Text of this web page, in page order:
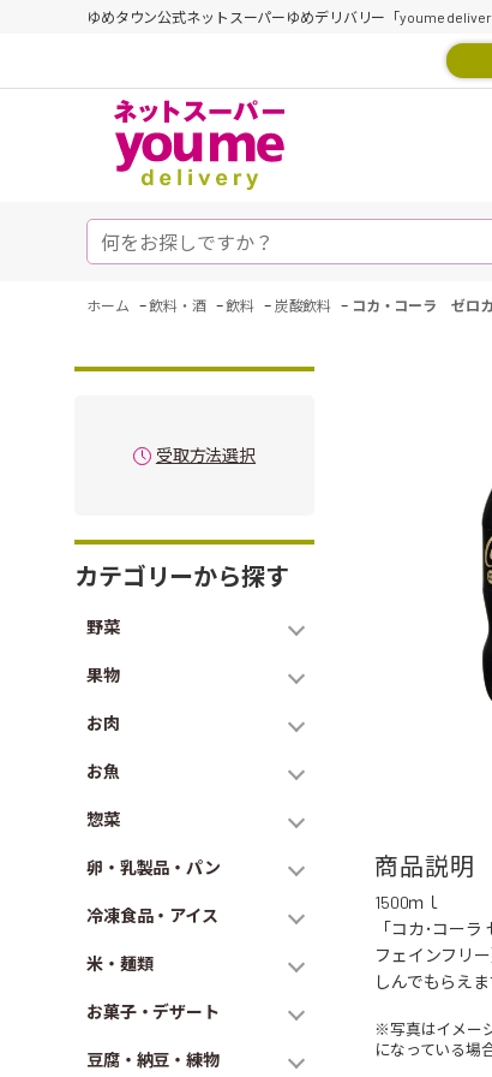
ゆめタウン公式ネットスーパーゆめデリバリー「youme
ホーム -飲料・酒 -飲料 - 炭酸飲料 - コカ・コーラ ゼロ
受取方法選択
カテゴリーから探す
野菜
果物
お肉
お魚
惣菜
卵・乳製品・パン
冷凍食品・アイス
米・麺類
お菓子・デザート
豆腐・納豆・練物
商品説明
1500ｍｌ
「コカ･コー
フェインフリ
しんでもらえま
※写真はイメー
になっている場